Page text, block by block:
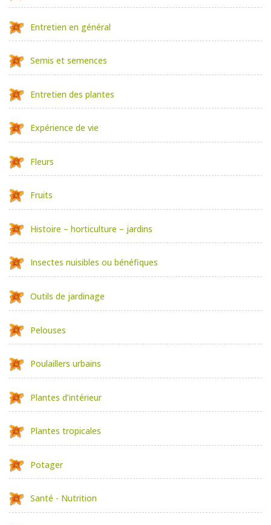
Entretien en général
Semis et semences
Entretien des plantes
Expérience de vie
Fleurs
Fruits
Histoire – horticulture – jardins
Insectes nuisibles ou bénéfiques
Outils de jardinage
Pelouses
Poulaillers urbains
Plantes d’intérieur
Plantes tropicales
Potager
Santé - Nutrition